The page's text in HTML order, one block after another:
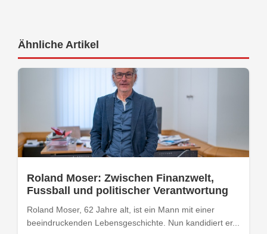
Ähnliche Artikel
Roland Moser: Zwischen Finanzwelt,
Fussball und politischer Verantwortung
Roland Moser, 62 Jahre alt, ist ein Mann mit einer
beeindruckenden Lebensgeschichte. Nun kandidiert er...